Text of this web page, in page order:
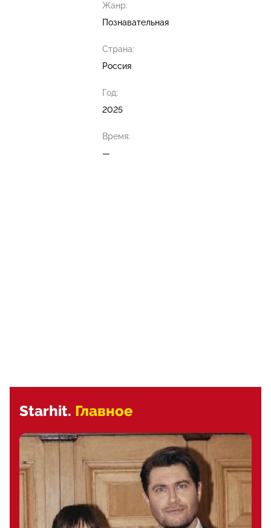
Жанр:
Познавательная
Страна:
Россия
Год:
2025
Время:
—
Starhit. Главное